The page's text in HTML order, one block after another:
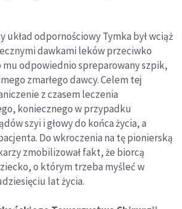
układ odpornościowy Tymka był wciąż
dawkami leków przeciwko
odpowiednio spreparowany szpik,
zmarłego dawcy. Celem tej
z czasem leczenia
koniecznego w przypadku
szyi i głowy do końca życia, a
Do wkroczenia na tę pionierską
zmobilizował fakt, że biorcą
o którym trzeba myśleć w
lat życia.